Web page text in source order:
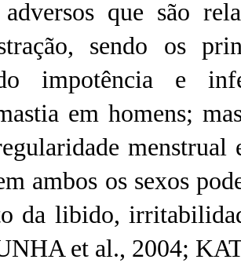
que são
sendo os
impotência e
em homens;
ambos os sexos
da libido,
et al., 2004;